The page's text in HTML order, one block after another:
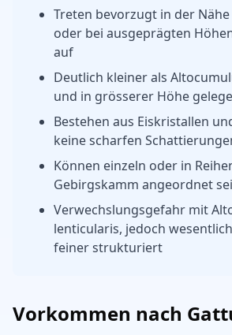
Treten bevorzugt in der
oder bei ausgeprägten
auf
Deutlich kleiner als
und in grösserer Höhe
Bestehen aus Eiskristallen
keine scharfen
Können einzeln oder in
Gebirgskamm angeordnet
Verwechslungsgefahr mit
lenticularis, jedoch
feiner strukturiert
Vorkommen nach